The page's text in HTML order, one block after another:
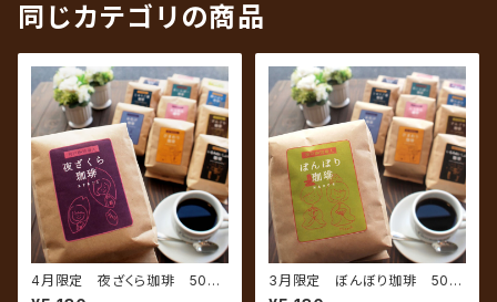
同じカテゴリの商品
4月限定 夜ざくら珈琲 500g
（約50杯分）
3月限定 ぼんぼり珈琲 500
g（約50杯分）